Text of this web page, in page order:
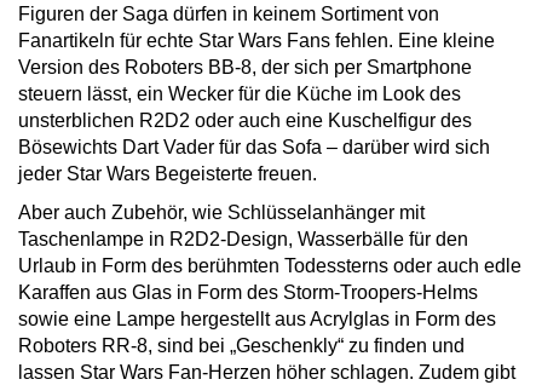
Figuren der Saga dürfen in keinem Sortiment von
Fanartikeln für echte Star Wars Fans fehlen. Eine kleine
Version des Roboters BB-8, der sich per Smartphone
steuern lässt, ein Wecker für die Küche im Look des
unsterblichen R2D2 oder auch eine Kuschelfigur des
Bösewichts Dart Vader für das Sofa – darüber wird sich
jeder Star Wars Begeisterte freuen.
Aber auch Zubehör, wie Schlüsselanhänger mit
Taschenlampe in R2D2-Design, Wasserbälle für den
Urlaub in Form des berühmten Todessterns oder auch edle
Karaffen aus Glas in Form des Storm-Troopers-Helms
sowie eine Lampe hergestellt aus Acrylglas in Form des
Roboters RR-8, sind bei „Geschenkly“ zu finden und
lassen Star Wars Fan-Herzen höher schlagen. Zudem gibt